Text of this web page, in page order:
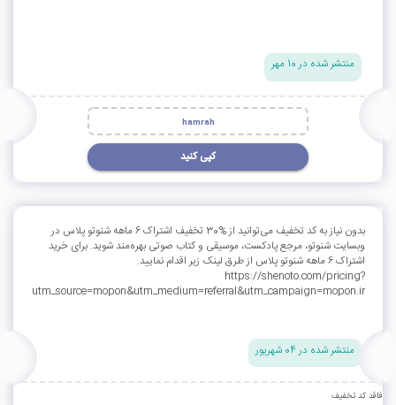
منتشر شده در 10 مهر
hamrah
کپی کنید
بدون نیاز به کد تخفیف می‌توانید از %30 تخفیف اشتراک 6 ماهه شنوتو پلاس در
وبسایت شنوتو، مرجع پادکست، موسیقی و کتاب صوتی بهره‌مند شوید. برای خرید
اشتراک 6 ماهه شنوتو پلاس از طرق لینک زیر اقدام نمایید.
https://shenoto.com/pricing?
utm_source=mopon&utm_medium=referral&utm_campaign=mopon.ir
منتشر شده در 04 شهریور
فاقد کد تخفیف